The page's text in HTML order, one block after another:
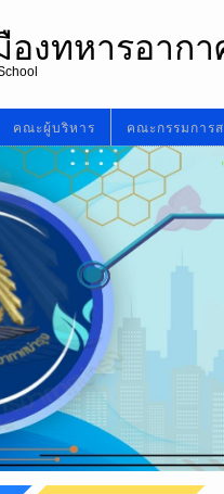
องทหารอาก
คณะผู้บริหาร คณะกรรมการ